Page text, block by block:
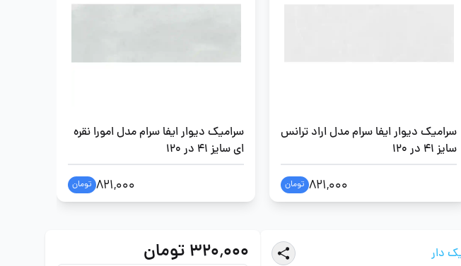
سرامیک دیوار ایفا سرام مدل اراد ترانس
سایز 41 در 120
821,000 تومان
سرامیک دیوار ایفا سرام مدل امورا نقره
ای سایز 41 در 120
821,000 تومان
دار ۳۲۰٬۰۰۰ تومان